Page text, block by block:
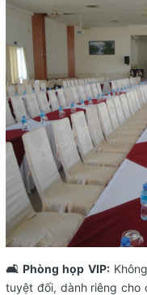
🛋️ Phòng họp VIP:
tuyệt đối, dành riêng cho